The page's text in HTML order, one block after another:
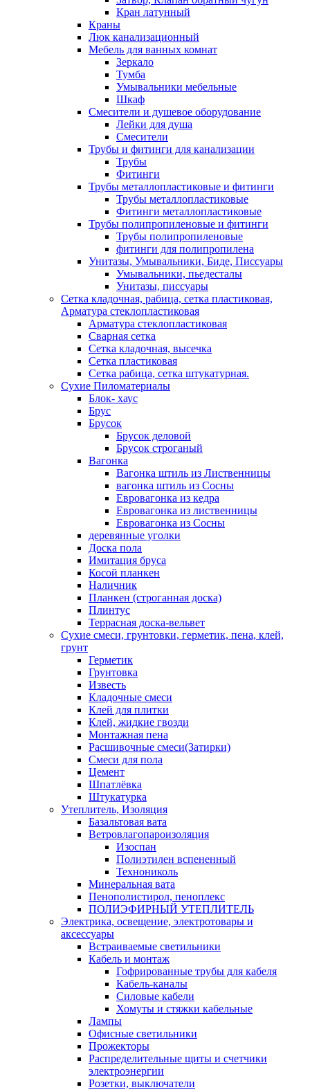
Кран латунный
Краны
Люк канализационный
Мебель для ванных комнат
Зеркало
Тумба
Умывальники мебельные
Шкаф
Смесители и душевое оборудование
Лейки для душа
Смесители
Трубы и фитинги для канализации
Трубы
Фитинги
Трубы металлопластиковые и фитинги
Трубы металлопластиковые
Фитинги металлопластиковые
Трубы полипропиленовые и фитинги
Трубы полипропиленовые
фитинги для полипропилена
Унитазы, Умывальники, Биде, Писсуары
Умывальники, пьедесталы
Унитазы, писсуары
Сетка кладочная, рабица, сетка пластиковая,
Арматура стеклопластиковая
Арматура стеклопластиковая
Сварная сетка
Сетка кладочная, высечка
Сетка пластиковая
Сетка рабица, сетка штукатурная.
Сухие Пиломатериалы
Блок- хаус
Брус
Брусок
Брусок деловой
Брусок строганый
Вагонка
Вагонка штиль из Лиственницы
вагонка штиль из Сосны
Евровагонка из кедра
Евровагонка из лиственницы
Евровагонка из Сосны
деревянные уголки
Доска пола
Имитация бруса
Косой планкен
Наличник
Планкен (строганная доска)
Плинтус
Террасная доска-вельвет
Сухие смеси, грунтовки, герметик, пена, клей,
грунт
Герметик
Грунтовка
Известь
Кладочные смеси
Клей для плитки
Клей, жидкие гвозди
Монтажная пена
Расшивочные смеси(Затирки)
Смеси для пола
Цемент
Шпатлёвка
Штукатурка
Утеплитель, Изоляция
Базальтовая вата
Ветровлагопароизоляция
Изоспан
Полиэтилен вспененный
Технониколь
Минеральная вата
Пенополистирол, пеноплекс
ПОЛИЭФИРНЫЙ УТЕПЛИТЕЛЬ
Электрика, освещение, электротовары и
аксессуары
Встраиваемые светильники
Кабель и монтаж
Гофрированные трубы для кабеля
Кабель-каналы
Силовые кабели
Хомуты и стяжки кабельные
Лампы
Офисные светильники
Прожекторы
Распределительные щиты и счетчики
электроэнергии
Розетки, выключатели